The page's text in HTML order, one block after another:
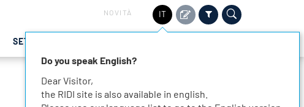
NOVITÀ IT
SETTORI
Do you speak English?
Dear Visitor,
the RIDI site is also available in english.